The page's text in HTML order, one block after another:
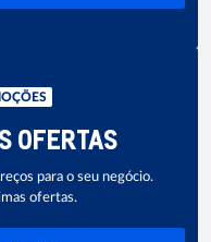
OFERTAS
para o seu negócio.
ofertas.